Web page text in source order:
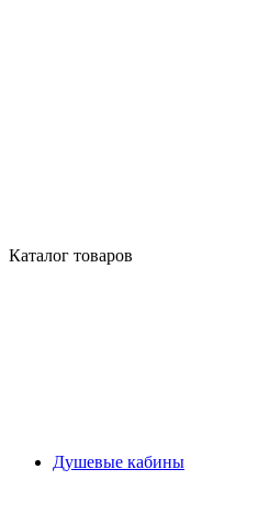
Каталог товаров
Душевые кабины